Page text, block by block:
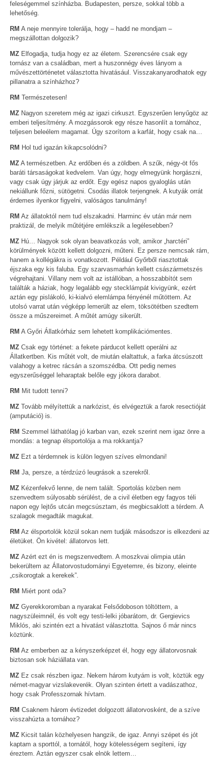
feleségemmel színházba. Budapesten, persze, sokkal több a
lehetőség.
RM A neje mennyire tolerálja, hogy – hadd ne mondjam –
megszállottan dolgozik?
MZ Elfogadja, tudja hogy ez az életem. Szerencsére csak egy
tornász van a családban, mert a huszonnégy éves lányom a
művészettörténetet választotta hivatásául. Visszakanyarodhatok egy
pillanatra a színházhoz?
RM Természetesen!
MZ Nagyon szeretem még az igazi cirkuszt. Egyszerűen lenyűgöz az
emberi teljesítmény. A mozgássorok egy része hasonlít a tornához,
teljesen beleélem magamat. Úgy szorítom a karfát, hogy csak na…
RM Hol tud igazán kikapcsolódni?
MZ A természetben. Az erdőben és a zöldben. A szűk, négy-öt fős
baráti társaságokat kedvelem. Van úgy, hogy elmegyünk horgászni,
vagy csak úgy járjuk az erdőt. Egy egész napos gyaloglás után
nekiállunk főzni, sütögetni. Csodás illatok terjengnek. A kutyák orrát
érdemes ilyenkor figyelni, valóságos tanulmány!
RM Az állatoktól nem tud elszakadni. Harminc év után már nem
praktizál, de melyik műtétjére emlékszik a legélesebben?
MZ Hú… Nagyok sok olyan beavatkozás volt, amikor „harctéri”
körülmények között kellett dolgozni, műteni. Ez persze nemcsak rám,
hanem a kollégákra is vonatkozott. Például Győrből riasztottak
éjszaka egy kis faluba. Egy szarvasmarhán kellett császármetszés
végrehajtani. Villany nem volt az istállóban, a hosszabbítót sem
találták a háziak, hogy legalább egy stecklámpát kivigyünk, ezért
aztán egy pislákoló, ki-kialvó elemlámpa fényénél műtöttem. Az
utolsó varrat után végképp lemerült az elem, töksötétben szedtem
össze a műszereimet. A műtét amúgy sikerült.
RM A Győri Állatkórház sem lehetett komplikációmentes.
MZ Csak egy történet: a fekete párducot kellett operálni az
Állatkertben. Kis műtét volt, de miután elaltattuk, a farka átcsúszott
valahogy a ketrec rácsán a szomszédba. Ott pedig nemes
egyszerűséggel leharaptak belőle egy jókora darabot.
RM Mit tudott tenni?
MZ Tovább mélyítettük a narkózist, és elvégeztük a farok resectióját
(amputáció) is.
RM Szemmel láthatólag jó karban van, ezek szerint nem igaz önre a
mondás: a tegnap élsportolója a ma rokkantja?
MZ Ezt a térdemnek is külön legyen szíves elmondani!
RM Ja, persze, a térdzúzó leugrások a szerekről.
MZ Kézenfekvő lenne, de nem talált. Sportolás közben nem
szenvedtem súlyosabb sérülést, de a civil életben egy fagyos téli
napon egy lejtős utcán megcsúsztam, és megbicsaklott a térdem. A
szalagok megadták magukat.
RM Az élsportolók közül sokan nem tudják másodszor is elkezdeni az
életüket. Ön kivétel: állatorvos lett.
MZ Azért ezt én is megszenvedtem. A moszkvai olimpia után
bekerültem az Állatorvostudományi Egyetemre, és bizony, eleinte
„csikorogtak a kerekek”.
RM Miért pont oda?
MZ Gyerekkoromban a nyarakat Felsődoboson töltöttem, a
nagyszüleimnél, és volt egy testi-lelki jóbarátom, dr. Gergievics
Miklós, aki szintén ezt a hivatást választotta. Sajnos ő már nincs
köztünk.
RM Az emberben az a kényszerképzet él, hogy egy állatorvosnak
biztosan sok háziállata van.
MZ Ez csak részben igaz. Nekem három kutyám is volt, köztük egy
német-magyar vizslakeverék. Olyan szinten értett a vadászathoz,
hogy csak Professzornak hívtam.
RM Csaknem három évtizedet dolgozott állatorvosként, de a szíve
visszahúzta a tornához?
MZ Kicsit talán közhelyesen hangzik, de igaz. Annyi szépet és jót
kaptam a sporttól, a tornától, hogy kötelességem segíteni, így
éreztem. Aztán egyszer csak elnök lettem…